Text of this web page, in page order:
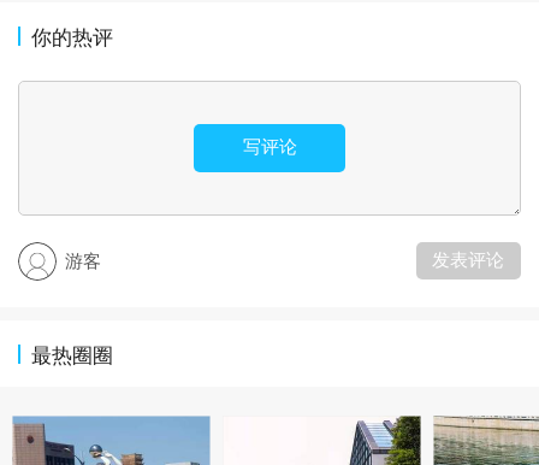
你的热评
写评论
游客 发表评论
最热圈圈